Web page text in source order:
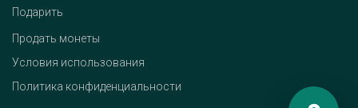
Подарить
Продать монеты
Условия использования
Политика конфиденциальности